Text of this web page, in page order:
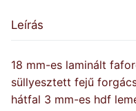
Leírás
18 mm-es laminált
süllyesztett fejű
hátfal 3 mm-es hdf